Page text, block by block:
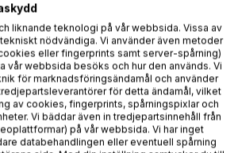
om borgen Gein och dess besättning,
liknande teknologi på vår webbsida. Vissa av
nödvändiga. Vi använder även metoder
eller fingerprints samt server-spårning)
vår webbsida besöks och hur den används. Vi
för marknadsföringsändamål och använder
för detta ändamål, vilket
av cookies, fingerprints, spårningspixlar och
Vi bäddar även in tredjepartsinnehåll från
på vår webbsida. Vi har inget
databehandlingen eller eventuell spårning